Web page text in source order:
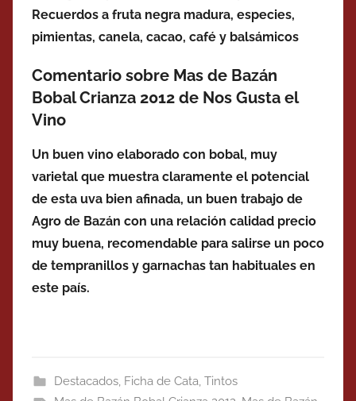
Recuerdos a fruta negra madura, especies,
pimientas, canela, cacao, café y balsámicos
Comentario sobre Mas de Bazán
Bobal Crianza 2012 de Nos Gusta el
Vino
Un buen vino elaborado con bobal, muy
varietal que muestra claramente el potencial
de esta uva bien afinada, un buen trabajo de
Agro de Bazán con una relación calidad precio
muy buena, recomendable para salirse un poco
de tempranillos y garnachas tan habituales en
este país.
Destacados, Ficha de Cata, Tintos